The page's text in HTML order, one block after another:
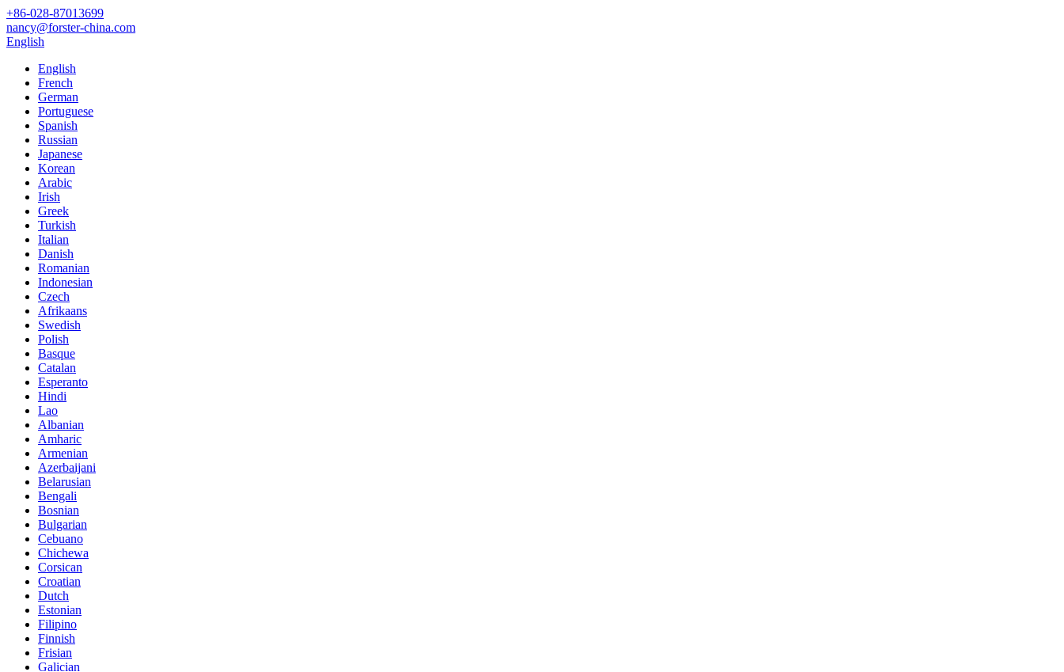
+86-028-87013699
nancy@forster-china.com
English
English
French
German
Portuguese
Spanish
Russian
Japanese
Korean
Arabic
Irish
Greek
Turkish
Italian
Danish
Romanian
Indonesian
Czech
Afrikaans
Swedish
Polish
Basque
Catalan
Esperanto
Hindi
Lao
Albanian
Amharic
Armenian
Azerbaijani
Belarusian
Bengali
Bosnian
Bulgarian
Cebuano
Chichewa
Corsican
Croatian
Dutch
Estonian
Filipino
Finnish
Frisian
Galician